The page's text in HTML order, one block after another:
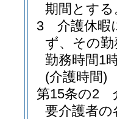
期間とする
3
介護休暇
ず、その
勤務時間1
(介護時間)
第15条の2
要介護者